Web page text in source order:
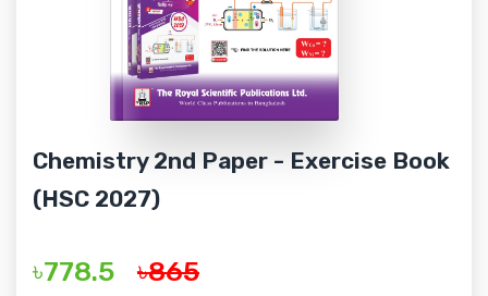
Chemistry 2nd Paper - Exercise Book
(HSC 2027)
৳778.5 ৳865